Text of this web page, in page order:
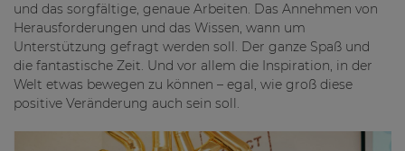
und das sorgfältige, genaue Arbeiten. Das Annehmen von
Herausforderungen und das Wissen, wann um
Unterstützung gefragt werden soll. Der ganze Spaß und
die fantastische Zeit. Und vor allem die Inspiration, in der
Welt etwas bewegen zu können – egal, wie groß diese
positive Veränderung auch sein soll.